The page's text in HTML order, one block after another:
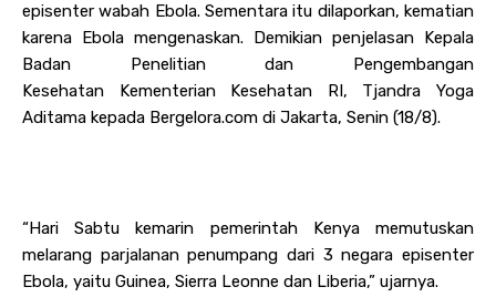
episenter wabah Ebola. Sementara itu dilaporkan, kematian
karena Ebola mengenaskan. Demikian penjelasan Kepala
Badan Penelitian dan Pengembangan
Kesehatan Kementerian Kesehatan RI, Tjandra Yoga
Aditama kepada Bergelora.com di Jakarta, Senin (18/8).
“Hari Sabtu kemarin pemerintah Kenya memutuskan
melarang parjalanan penumpang dari 3 negara episenter
Ebola, yaitu Guinea, Sierra Leonne dan Liberia,” ujarnya.